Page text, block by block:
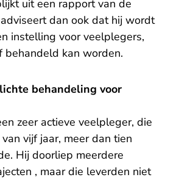
uit een rapport van de
dan ook dat hij wordt
instelling voor veelplegers,
behandeld kan worden.
behandeling voor
zeer actieve veelpleger, die
vijf jaar, meer dan tien
Hij doorliep meerdere
, maar die leverden niet